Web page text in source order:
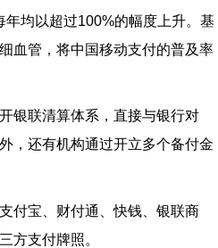
均以超过100%的幅度上升。基
血管，将中国移动支付的普及率
银联清算体系，直接与银行对
，还有机构通过开立多个备付金
付宝、财付通、快钱、银联商
方支付牌照。